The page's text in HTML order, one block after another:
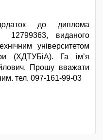
до диплома
виданого
університетом
(ХДТУБіА). Га імʼя
Прошу вважати
тел. 097-161-99-03